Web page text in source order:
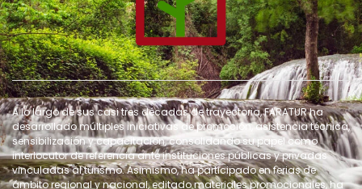
A lo largo de sus casi tres décadas de trayectoria, FARATUR ha
desarrollado múltiples iniciativas de promoción, asistencia técnica,
sensibilización y capacitación, consolidando su papel como
interlocutor de referencia ante instituciones públicas y privadas
vinculadas al turismo. Asimismo, ha participado en ferias de
ámbito regional y nacional, editado materiales promocionales, ha